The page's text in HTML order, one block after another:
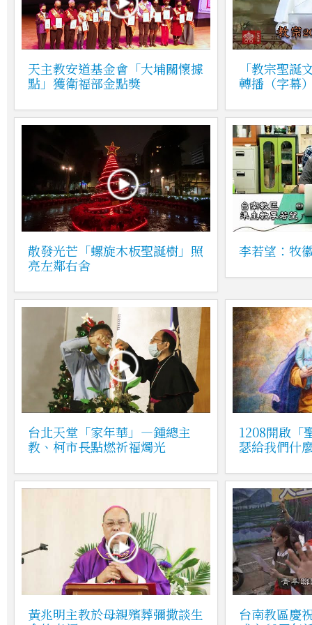
天主教安道基金會「大埔關懷據
點」獲衛福部金點獎
「教宗聖誕
轉播（字幕
散發光芒「螺旋木板聖誕樹」照
亮左鄰右舍
李若望：牧
台北天堂「家年華」—鍾總主
教、柯市長點燃祈福燭光
1208開啟「
瑟給我們什
黃兆明主教於母親殯葬彌撒談生
台南教區慶